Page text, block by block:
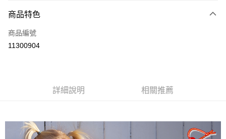
運送方式
付款後全家取貨
宅配 (離島)
商品特色
商品編號
11300904
詳細說明 相關推薦